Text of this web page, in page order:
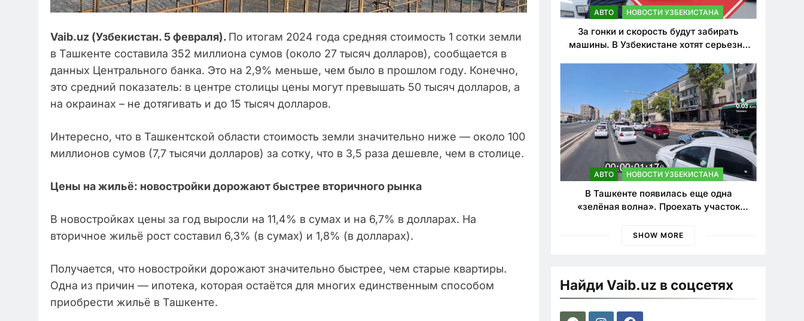
Vaib.uz (Узбекистан. 5 февраля). По итогам 2024 года средняя стоимость 1 сотки земли
в Ташкенте составила 352 миллиона сумов (около 27 тысяч долларов), сообщается в
данных Центрального банка. Это на 2,9% меньше, чем было в прошлом году. Конечно,
это средний показатель: в центре столицы цены могут превышать 50 тысяч долларов, а
на окраинах – не дотягивать и до 15 тысяч долларов.
Интересно, что в Ташкентской области стоимость земли значительно ниже — около 100
миллионов сумов (7,7 тысячи долларов) за сотку, что в 3,5 раза дешевле, чем в столице.
Цены на жильё: новостройки дорожают быстрее вторичного рынка
В новостройках цены за год выросли на 11,4% в сумах и на 6,7% в долларах. На
вторичное жильё рост составил 6,3% (в сумах) и 1,8% (в долларах).
Получается, что новостройки дорожают значительно быстрее, чем старые квартиры.
Одна из причин — ипотека, которая остаётся для многих единственным способом
приобрести жильё в Ташкенте.
АВТО НОВОСТИ УЗБЕКИСТАНА
За гонки и скорость будут забирать
машины. В Узбекистане хотят серьезно
АВТО НОВОСТИ УЗБЕКИСТАНА
В Ташкенте появилась еще одна
«зелёная волна». Проехать участок
SHOW MORE
Найди Vaib.uz в соцсетях